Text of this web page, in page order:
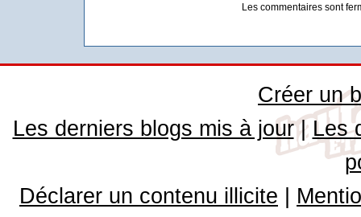
Les commentaires sont
Créer un
Les derniers blogs mis à jour| Les
Déclarer un contenu illicite